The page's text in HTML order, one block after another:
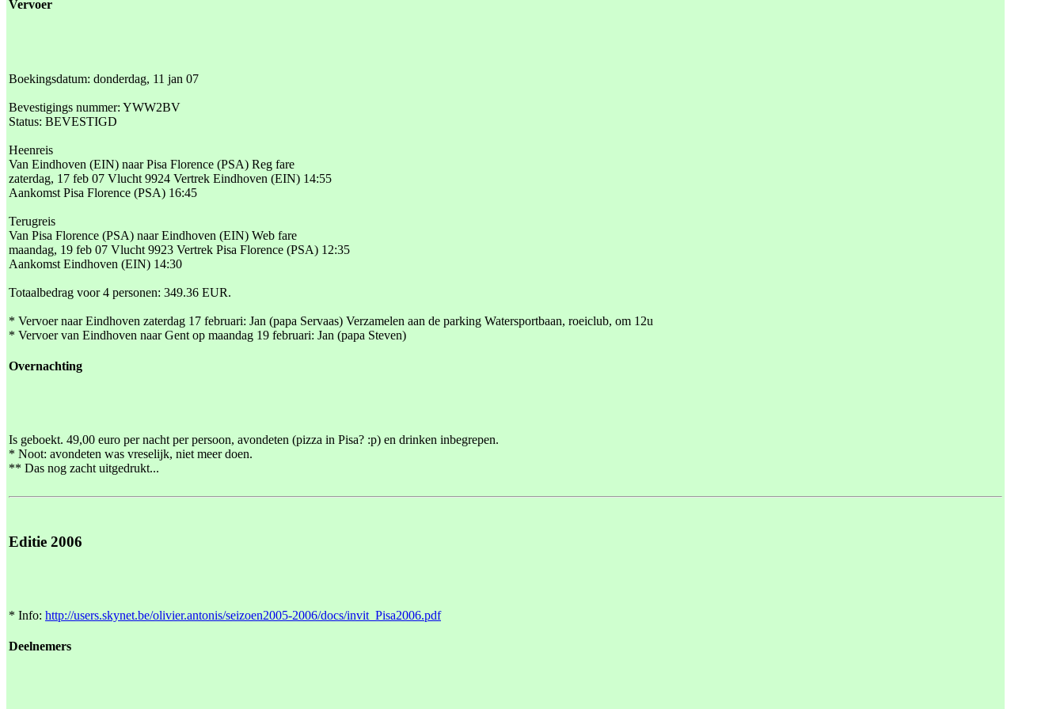
Vervoer
Boekingsdatum: donderdag, 11 jan 07
Bevestigings nummer: YWW2BV
Status: BEVESTIGD
Heenreis
Van Eindhoven (EIN) naar Pisa Florence (PSA) Reg fare
zaterdag, 17 feb 07 Vlucht 9924 Vertrek Eindhoven (EIN) 14:55
Aankomst Pisa Florence (PSA) 16:45
Terugreis
Van Pisa Florence (PSA) naar Eindhoven (EIN) Web fare
maandag, 19 feb 07 Vlucht 9923 Vertrek Pisa Florence (PSA) 12:35
Aankomst Eindhoven (EIN) 14:30
Totaalbedrag voor 4 personen: 349.36 EUR.
* Vervoer naar Eindhoven zaterdag 17 februari: Jan (papa Servaas) Verzamelen aan de parking Watersportbaan, roeiclub, om 12u
* Vervoer van Eindhoven naar Gent op maandag 19 februari: Jan (papa Steven)
Overnachting
Is geboekt. 49,00 euro per nacht per persoon, avondeten (pizza in Pisa? :p) en drinken inbegrepen.
* Noot: avondeten was vreselijk, niet meer doen.
** Das nog zacht uitgedrukt...
Editie 2006
* Info: http://users.skynet.be/olivier.antonis/seizoen2005-2006/docs/invit_Pisa2006.pdf
Deelnemers